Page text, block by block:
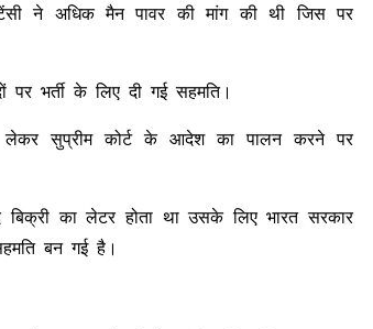
ने अधिक मैन पावर की मांग की थी जिस पर
भर्ती के लिए दी गई सहमति।
लेकर सुप्रीम कोर्ट के आदेश का पालन करने पर
का लेटर होता था उसके लिए भारत सरकार
बन गई है।